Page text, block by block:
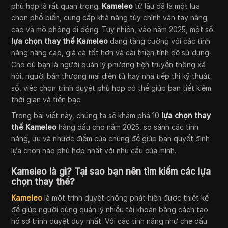
phù hợp là rất quan trọng. Kameleo từ lâu đã là một lựa
chọn phổ biến, cung cấp khả năng tùy chỉnh vân tay nâng
cao và mô phỏng di động. Tuy nhiên, vào năm 2025, một số
lựa chọn thay thế Kameleo đang tăng cường với các tính
năng nâng cao, giá cả tốt hơn và cải thiện tính dễ sử dụng.
Cho dù bạn là người quản lý phương tiện truyền thông xã
hội, người bán thương mại điện tử hay nhà tiếp thị kỹ thuật
số, việc chọn trình duyệt phù hợp có thể giúp bạn tiết kiệm
thời gian và tiền bạc.
Trong bài viết này, chúng ta sẽ khám phá 10 lựa chọn thay
thế Kameleo hàng đầu cho năm 2025, so sánh các tính
năng, ưu và nhược điểm của chúng để giúp bạn quyết định
lựa chọn nào phù hợp nhất với nhu cầu của mình.
Kameleo là gì? Tại sao bạn nên tìm kiếm các lựa
chọn thay thế?
Kameleo là một trình duyệt chống phát hiện được thiết kế
để giúp người dùng quản lý nhiều tài khoản bằng cách tạo
hồ sơ trình duyệt duy nhất. Với các tính năng như che dấu